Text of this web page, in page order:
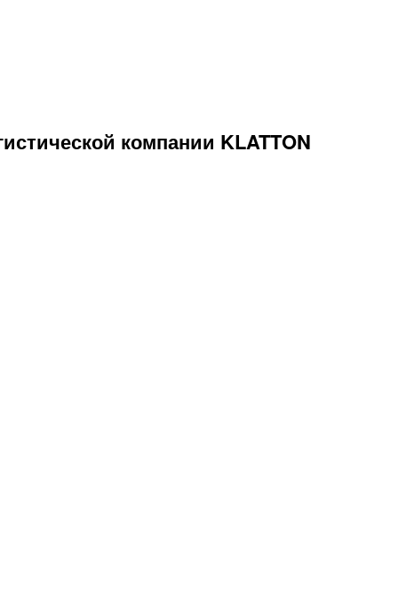
компании KLATTON